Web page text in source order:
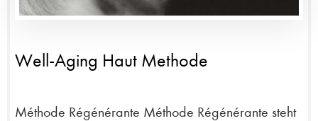
Well-Aging Haut Methode
Méthode Régénérante Méthode Régénérante steht